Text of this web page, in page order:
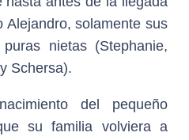
Alejandro, solamente sus
nietas (Stephanie,
Schersa).
del pequeño
su familia volviera a